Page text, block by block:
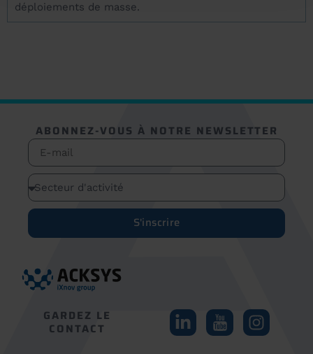
déploiements de masse.
ABONNEZ-VOUS À NOTRE NEWSLETTER
S'inscrire
GARDEZ LE
CONTACT